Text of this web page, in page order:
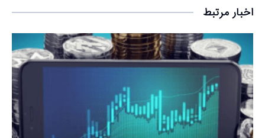
اخبار مرتبط